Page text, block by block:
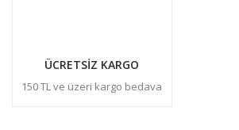
ÜCRETSİZ KARGO
150 TL ve üzeri kargo bedava